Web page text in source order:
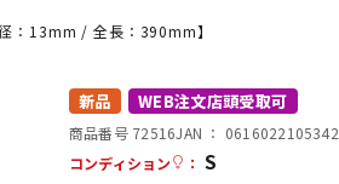
ウクレレ
13mm / 全長：390mm】
新品 WEB注文店頭受取可
商品番号 72516JAN ： 0616022105342
コンディション
： S